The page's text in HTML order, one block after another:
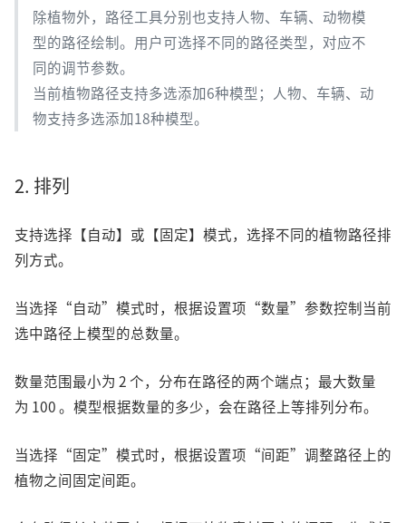
除植物外，路径工具分别也支持人物、车辆、动物模
型的路径绘制。用户可选择不同的路径类型，对应不
同的调节参数。
当前植物路径支持多选添加6种模型；人物、车辆、动
物支持多选添加18种模型。
2. 排列
支持选择【自动】或【固定】模式，选择不同的植物路径排
列方式。
当选择“自动”模式时，根据设置项“数量”参数控制当前
选中路径上模型的总数量。
数量范围最小为 2 个，分布在路径的两个端点；最大数量
为 100 。模型根据数量的多少，会在路径上等排列分布。
当选择“固定”模式时，根据设置项“间距”调整路径上的
植物之间固定间距。